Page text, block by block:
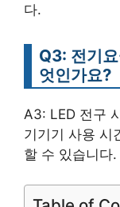
다.
Q3: 전기
엇인가요?
A3: LED 전구
기기기 사용 시
할 수 있습니다.